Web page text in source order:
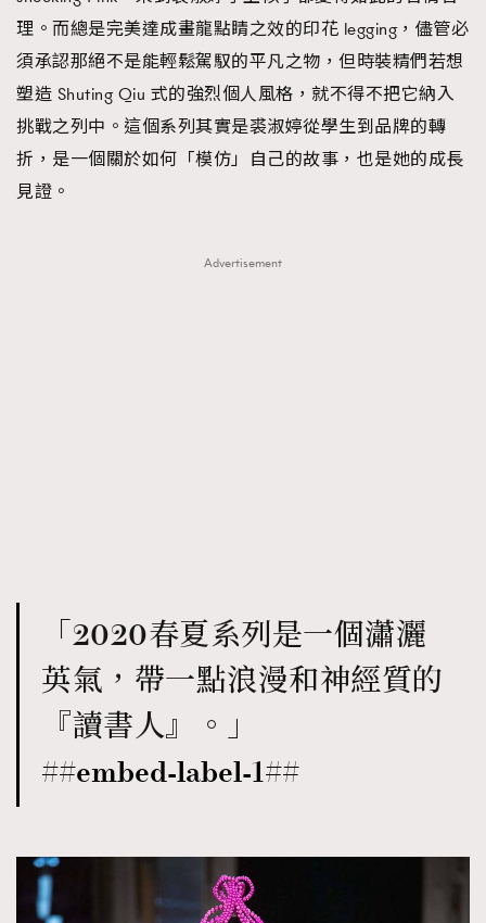
理。而總是完美達成畫龍點睛之效的印花 legging，儘管必
須承認那絕不是能輕鬆駕馭的平凡之物，但時裝精們若想
塑造 Shuting Qiu 式的強烈個人風格，就不得不把它納入
挑戰之列中。這個系列其實是裘淑婷從學生到品牌的轉
折，是一個關於如何「模仿」自己的故事，也是她的成長
見證。
Advertisement
「2020春夏系列是一個瀟灑
英氣，帶一點浪漫和神經質的
『讀書人』。」
##embed-label-1##